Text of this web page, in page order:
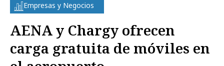
Empresas y Negocios
AENA y Chargy ofrecen
carga gratuita de móviles en